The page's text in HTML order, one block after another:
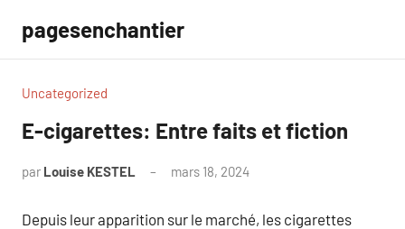
contenu
pagesenchantier
Uncategorized
E-cigarettes: Entre faits et fiction
par Louise KESTEL mars 18, 2024
Depuis leur apparition sur le marché, les cigarettes